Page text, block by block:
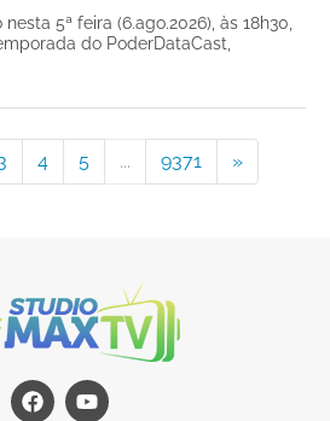
5ª feira (6.ago.2026), às 18h30,
do PoderDataCast,
4 5 ... 9371 »